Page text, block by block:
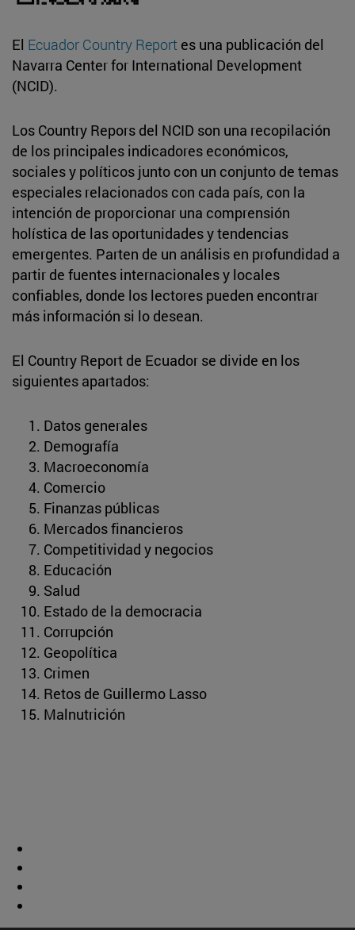
El Ecuador Country Report es una publicación del
Navarra Center for International Development
(NCID).
Los Country Repors del NCID son una recopilación
de los principales indicadores económicos,
sociales y políticos junto con un conjunto de temas
especiales relacionados con cada país, con la
intención de proporcionar una comprensión
holística de las oportunidades y tendencias
emergentes. Parten de un análisis en profundidad a
partir de fuentes internacionales y locales
confiables, donde los lectores pueden encontrar
más información si lo desean.
El Country Report de Ecuador se divide en los
siguientes apartados:
Datos generales
Demografía
Macroeconomía
Comercio
Finanzas públicas
Mercados financieros
Competitividad y negocios
Educación
Salud
Estado de la democracia
Corrupción
Geopolítica
Crimen
Retos de Guillermo Lasso
Malnutrición